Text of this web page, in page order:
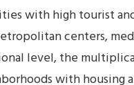
with high tourist
centers,
level, the
with housing